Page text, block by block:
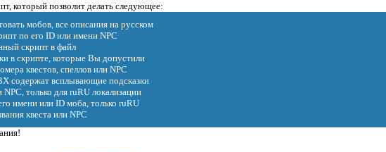
который позволит делать следующее:
мобов, все описания на русском
по его ID или имени NPC
скрипт в файл
в скрипте, которые Вы допустили
квестов, спеллов или NPC
содержат всплывающие подсказки
NPC, только для ruRU локализации
имени или ID моба, только ruRU
квеста или NPC